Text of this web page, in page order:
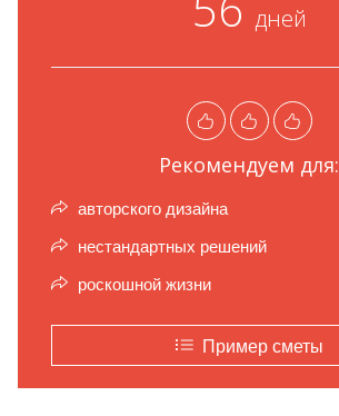
дней
Рекомендуем для:
авторского дизайна
нестандартных решений
роскошной жизни
Пример сметы